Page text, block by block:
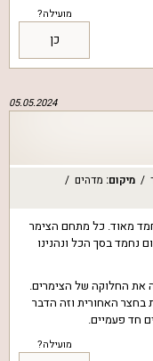
מועילה?
כן
05.05.2024
מיקום: מדהים
מאוד. כל מתחם הצימר
נחמד בסך הכל ונהנינו
את החלוקה של הצימרים.
בחצר האחורית וזה הדבר
חד פעמיים.
מועילה?